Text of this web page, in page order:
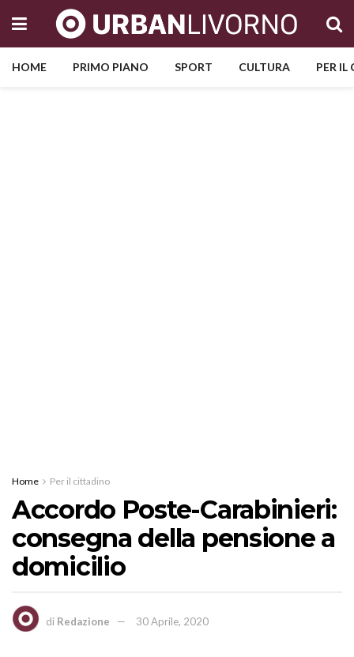
HOME PRIMO PIANO SPORT CULTURA PER
Home Per il cittadino
Accordo Poste-Carabinieri:
consegna della pensione a
domicilio
di Redazione 30 Aprile, 2020